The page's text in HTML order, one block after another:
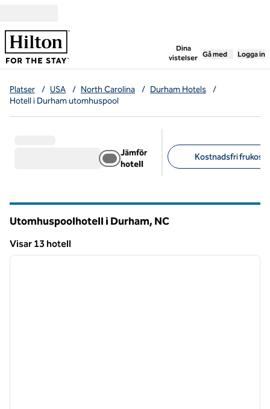
Dina
vistelser
,öppnar ny flik
Gå med Logga in
Platser / USA / North Carolina / Durham Hotels
/
Hotell i Durham utomhuspool
Jämför
hotell
Kostnadsfri frukost
Utomhuspoolhotell i Durham, NC
Visar 13 hotell
Visar 13 hotell
1 av 12
nästa